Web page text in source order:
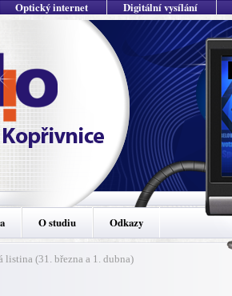
Optický internet Digitální vysílání
O studiu Odkazy
(31. března a 1. dubna)